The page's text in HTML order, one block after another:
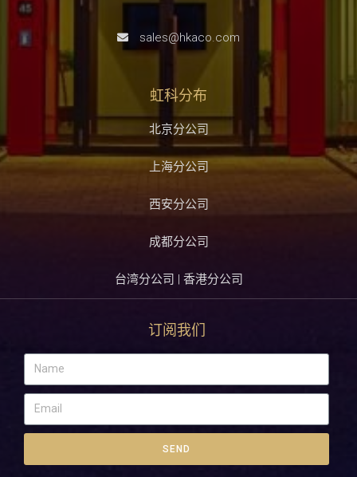
sales@hkaco.com
虹科分布
北京分公司
上海分公司
西安分公司
成都分公司
台湾分公司 | 香港分公司
订阅我们
SEND